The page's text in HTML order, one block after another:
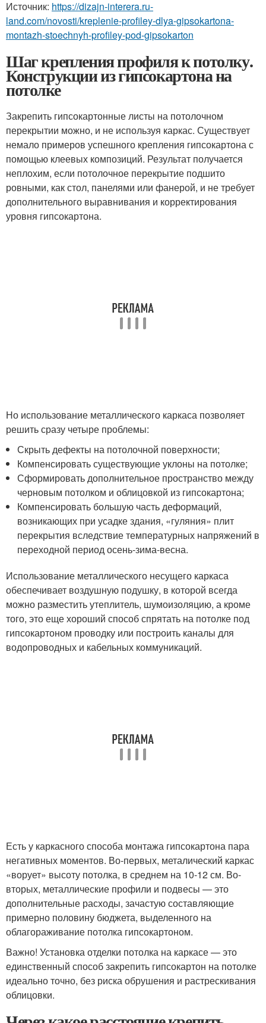
Источник: https://dizajn-interera.ru-
land.com/novosti/kreplenie-profiley-dlya-gipsokartona-
montazh-stoechnyh-profiley-pod-gipsokarton
Шаг крепления профиля к потолку.
Конструкции из гипсокартона на
потолке
Закрепить гипсокартонные листы на потолочном
перекрытии можно, и не используя каркас. Существует
немало примеров успешного крепления гипсокартона с
помощью клеевых композиций. Результат получается
неплохим, если потолочное перекрытие подшито
ровными, как стол, панелями или фанерой, и не требует
дополнительного выравнивания и корректирования
уровня гипсокартона.
Но использование металлического каркаса позволяет
решить сразу четыре проблемы:
Скрыть дефекты на потолочной поверхности;
Компенсировать существующие уклоны на потолке;
Сформировать дополнительное пространство между
черновым потолком и облицовкой из гипсокартона;
Компенсировать большую часть деформаций,
возникающих при усадке здания, «гуляния» плит
перекрытия вследствие температурных напряжений в
переходной период осень-зима-весна.
Использование металлического несущего каркаса
обеспечивает воздушную подушку, в которой всегда
можно разместить утеплитель, шумоизоляцию, а кроме
того, это еще хороший способ спрятать на потолке под
гипсокартоном проводку или построить каналы для
водопроводных и кабельных коммуникаций.
Есть у каркасного способа монтажа гипсокартона пара
негативных моментов. Во-первых, металический каркас
«ворует» высоту потолка, в среднем на 10-12 см. Во-
вторых, металлические профили и подвесы — это
дополнительные расходы, зачастую составляющие
примерно половину бюджета, выделенного на
облагораживание потолка гипсокартоном.
Важно! Установка отделки потолка на каркасе — это
единственный способ закрепить гипсокартон на потолке
идеально точно, без риска обрушения и растрескивания
облицовки.